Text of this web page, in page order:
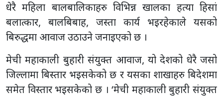
धेरै महिला बालबालिकाहरु विभिन्न खालका हत्या हिसां
बलात्कार, बालबिबाह, जस्ता कार्य भइरहेकाले यसको
बिरुद्धमा आवाज उठाउने जनाइएको छ ।
मेची महाकाली बुहारी संयुक्त आवाज, यो देशको धेरै जसो
जिल्लामा बिस्तार भइसकेको छ र यसका शाखाहरु बिदेशमा
समेत विस्तार भइसकेको छ । ‘मेची महाकाली बुहारी संयुक्त